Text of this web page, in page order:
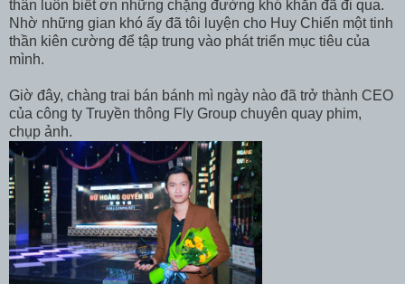
thân luôn biết ơn những chặng đường khó khăn đã đi qua.
Nhờ những gian khó ấy đã tôi luyện cho Huy Chiến một tinh
thần kiên cường để tập trung vào phát triển mục tiêu của
mình.
Giờ đây, chàng trai bán bánh mì ngày nào đã trở thành CEO
của công ty Truyền thông Fly Group chuyên quay phim,
chụp ảnh.